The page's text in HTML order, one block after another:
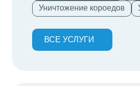
Уничтожение короедов
ВСЕ УСЛУГИ